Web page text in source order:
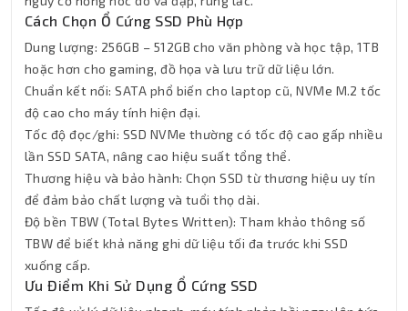
Cách Chọn Ổ Cứng SSD Phù Hợp
Dung lượng: 256GB – 512GB cho văn phòng và học tập, 1TB
hoặc hơn cho gaming, đồ họa và lưu trữ dữ liệu lớn.
Chuẩn kết nối: SATA phổ biến cho laptop cũ, NVMe M.2 tốc
độ cao cho máy tính hiện đại.
Tốc độ đọc/ghi: SSD NVMe thường có tốc độ cao gấp nhiều
lần SSD SATA, nâng cao hiệu suất tổng thể.
Thương hiệu và bảo hành: Chọn SSD từ thương hiệu uy tín
để đảm bảo chất lượng và tuổi thọ dài.
Độ bền TBW (Total Bytes Written): Tham khảo thông số
TBW để biết khả năng ghi dữ liệu tối đa trước khi SSD
xuống cấp.
Ưu Điểm Khi Sử Dụng Ổ Cứng SSD